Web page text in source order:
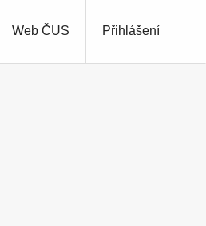
Přihlášení
Web ČUS